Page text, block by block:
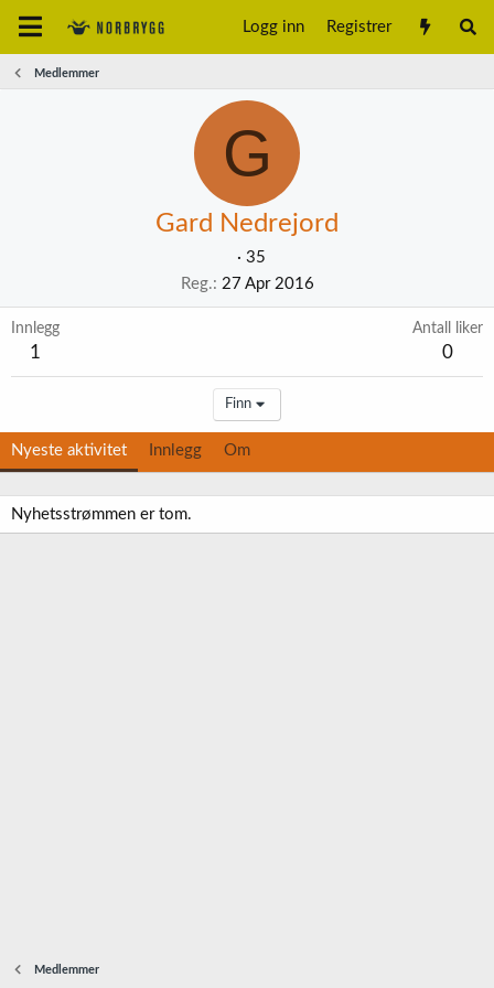
Logg inn Registrer
Medlemmer
G
Gard Nedrejord
· 35
Reg. 27 Apr 2016
Innlegg
1
Antall liker
0
Finn
Nyeste aktivitet Innlegg Om
Nyhetsstrømmen er tom.
Medlemmer